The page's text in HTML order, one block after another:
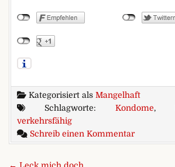
Kategorisiert als Mangelhaft
Schlagworte: Kondome,
verkehrsfähig
Schreib einen Kommentarzu Nicht